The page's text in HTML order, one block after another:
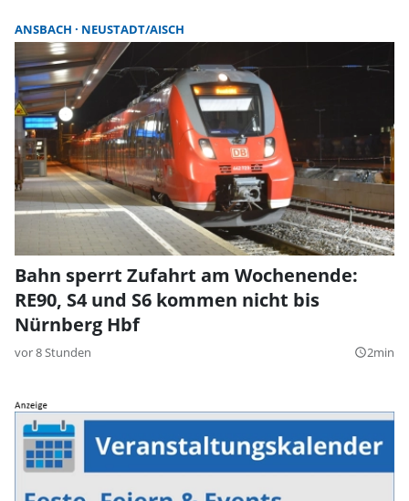
ANSBACH NEUSTADT/AISCH
Bahn sperrt Zufahrt am Wochenende:
RE90, S4 und S6 kommen nicht bis
Nürnberg Hbf
vor 8 Stunden query_builder2min